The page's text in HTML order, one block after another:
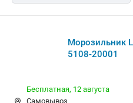
Морозильник
5108-20001
Бесплатная, 12 августа
Самовывоз